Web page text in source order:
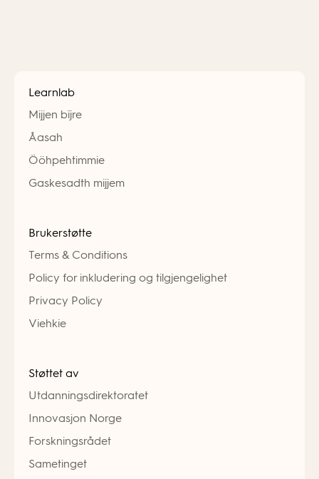
Learnlab
Mijjen bïjre
Åasah
Ööhpehtimmie
Gaskesadth mijjem
Brukerstøtte
Terms & Conditions
Policy for inkludering og tilgjengelighet
Privacy Policy
Viehkie
Støttet av
Utdanningsdirektoratet
Innovasjon Norge
Forskningsrådet
Sametinget